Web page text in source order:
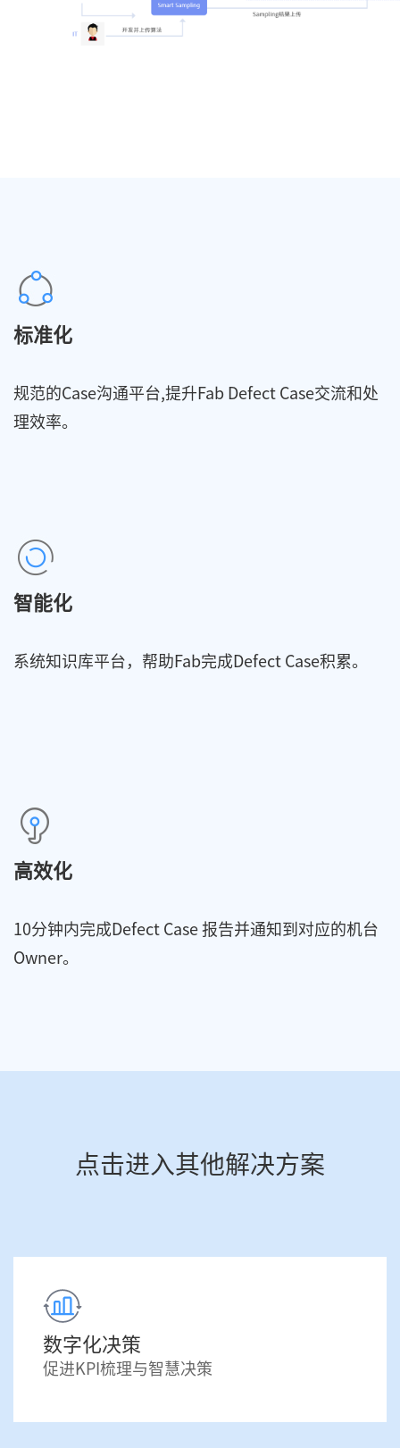
标准化
规范的Case沟通平台,提升Fab Defect Case交流和处
理效率。
智能化
系统知识库平台，帮助Fab完成Defect Case积累。
高效化
10分钟内完成Defect Case 报告并通知到对应的机台
Owner。
点击进入其他解决方案
数字化决策
促进KPI梳理与智慧决策